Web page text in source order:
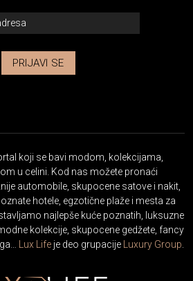
PRIJAVI SE
koji se bavi modom, kolekcijama,
u celini. Kod nas možete pronaći
automobile, skupocene satove i nakit,
hotele, egzotične plaže i mesta za
najlepše kuće poznatih, luksuzne
kolekcije, skupocene gedžete, fancy
Lux Lifeje deo grupacije Luxury Group